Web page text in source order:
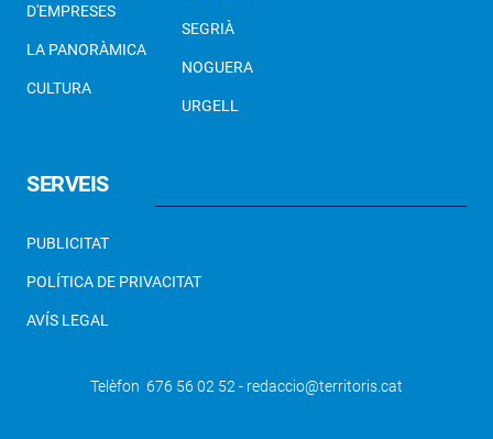
D'EMPRESES
LA PANORÀMICA
CULTURA
SEGRIÀ
NOGUERA
URGELL
SERVEIS
PUBLICITAT
POLÍTICA DE PRIVACITAT
AVÍS LEGAL
Telèfon 676 56 02 52 - redaccio@territoris.cat